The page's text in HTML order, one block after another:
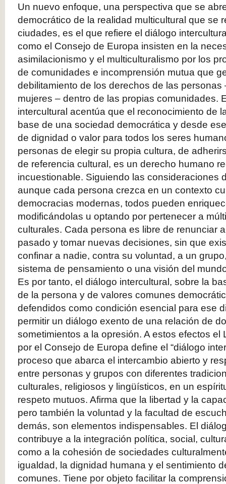
Un nuevo enfoque, una perspectiva que se
democrático de la realidad multicultural que se
ciudades, es el que refiere el diálogo
como el Consejo de Europa insisten en la
asimilacionismo y el multiculturalismo por los
de comunidades e incomprensión mutua que
debilitamiento de los derechos de las personas
mujeres – dentro de las propias comunidades.
intercultural acentúa que el reconocimiento de
base de una sociedad democrática y desde
de dignidad o valor para todos los seres
personas de elegir su propia cultura, de
de referencia cultural, es un derecho humano
incuestionable. Siguiendo las consideraciones
aunque cada persona crezca en un contexto
democracias modernas, todos pueden
modificándolas u optando por pertenecer a
culturales. Cada persona es libre de renunciar
pasado y tomar nuevas decisiones, sin que
confinar a nadie, contra su voluntad, a un
sistema de pensamiento o una visión del
Es por tanto, el diálogo intercultural, sobre la
de la persona y de valores comunes
defendidos como condición esencial para ese
permitir un diálogo exento de una relación de
sometimientos a la opresión. A estos efectos el
por el Consejo de Europa define el “diálogo
proceso que abarca el intercambio abierto y
entre personas y grupos con diferentes
culturales, religiosos y lingüísticos, en un
respeto mutuos. Afirma que la libertad y la
pero también la voluntad y la facultad de
demás, son elementos indispensables. El
contribuye a la integración política, social,
como a la cohesión de sociedades
igualdad, la dignidad humana y el sentimiento
comunes. Tiene por objeto facilitar la